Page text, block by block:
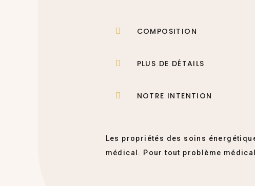
COMPOSITION
PLUS DE DÉTAILS
NOTRE INTENTION
Les propriétés des soins
médical. Pour tout problème